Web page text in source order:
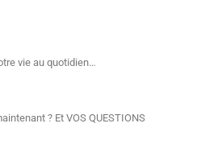
vie au quotidien…
? Et VOS QUESTIONS